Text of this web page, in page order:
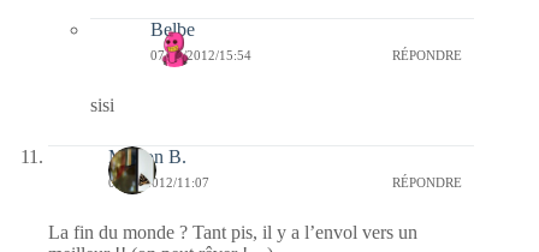
Belbe
07/09/2012/15:54 RÉPONDRE
sisi
Marion B.
06/09/2012/11:07 RÉPONDRE
La fin du monde ? Tant pis, il y a l’envol vers un